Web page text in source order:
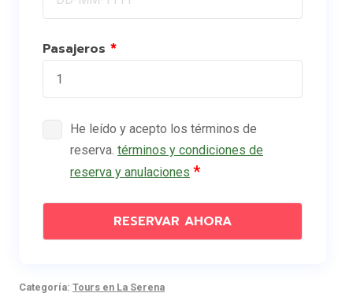
Pasajeros
He leído y acepto los términos de
reserva. términos y condiciones de
reserva y anulaciones
RESERVAR AHORA
Categoría: Tours en La Serena